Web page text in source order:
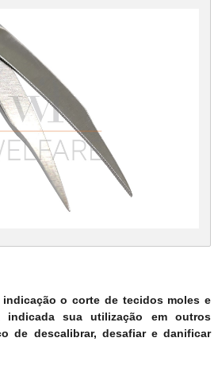
indicação o corte de tecidos moles e
indicada sua utilização em outros
de descalibrar, desafiar e danificar